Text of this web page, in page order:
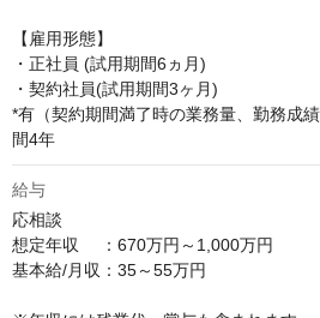
【雇用形態】
・正社員 (試用期間6ヵ月)
・契約社員(試用期間3ヶ月)
*有（契約期間満了時の業務量、勤務成
間4年
給与
応相談
想定年収　 ：670万円～1,000万円
基本給/月収：35～55万円